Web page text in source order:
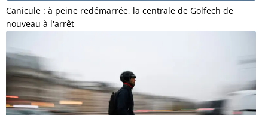
Canicule : à peine redémarrée, la centrale de Golfech de
nouveau à l'arrêt